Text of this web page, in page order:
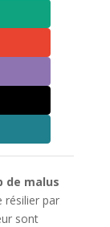
de malus
résilier par
sont